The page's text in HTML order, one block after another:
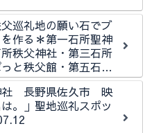
巡礼地の願い石でブ
作る＊第一石所聖神
秩父神社・第三石所
と秩父館・第五石所
石所
社 長野県佐久市 映
。」聖地巡礼スポッ